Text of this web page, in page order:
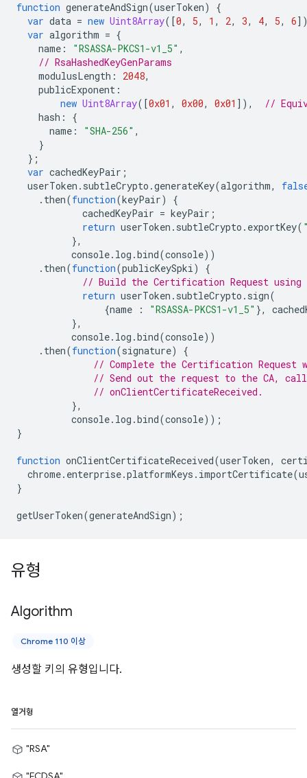
function generateAndSign(userToken)
{
var data = new Uint8Array([0, 5, 1 , 2, 3, 4, 5, 6
var algorithm = {
name : "RSASSA-PKCS1-v1_5" ,
// RsaHashedKeyGenParams
modulusLength : 2048,
publicExponent :
new Uint8Array([0x01 , 0x00, 0x01 ]),
//
hash :
{
name : "SHA-256" ,
}
};
var cachedKeyPair ;
userToken . subtleCrypto .generateKey(algorithm,
. then(function(keyPair)
{
cachedKeyPair = keyPair ;
return userToken . subtleCrypto . exportKey(
},
console. log .bind(console))
. then(function(publicKeySpki)
{
// Build the Certification Request
return userToken . subtleCrypto . sign(
{name : "RSASSA-PKCS1-v1_5" },
},
console. log .bind(console))
. then(function(signature)
{
// Complete the Certification
// Send out the request to the CA,
// onClientCertificateReceived.
},
console. log .bind(console));
}
function onClientCertificateReceived(userToken,
chrome. enterprise.platformKeys . importCertificate(
}
getUserToken(generateAndSign);
유형
Algorithm
Chrome 110 이상
생성할 키의 유형입니다.
열거형
"RSA"